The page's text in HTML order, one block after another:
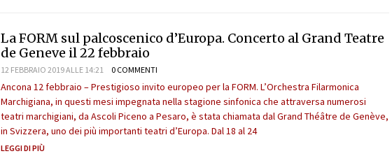
La FORM sul palcoscenico d’Europa. Concerto al Grand Teatre
de Geneve il 22 febbraio
12 FEBBRAIO 2019 ALLE 14:21 0 COMMENTI
Ancona 12 febbraio – Prestigioso invito europeo per la FORM. L’Orchestra Filarmonica
Marchigiana, in questi mesi impegnata nella stagione sinfonica che attraversa numerosi
teatri marchigiani, da Ascoli Piceno a Pesaro, è stata chiamata dal Grand Théâtre de Genève,
in Svizzera, uno dei più importanti teatri d’Europa. Dal 18 al 24
LEGGI DI PIÙ